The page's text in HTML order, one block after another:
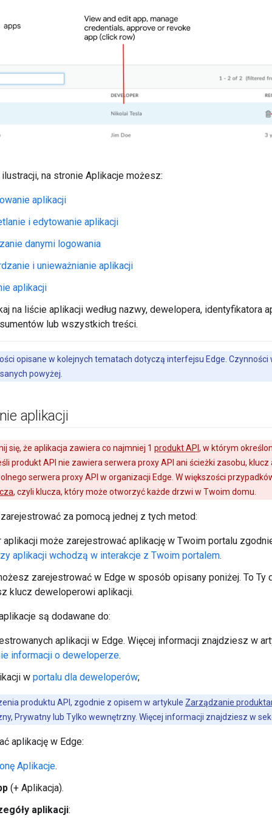
na stronie Aplikacje możesz:
aplikacji
i edytowanie aplikacji
danymi logowania
i unieważnianie aplikacji
aplikacji
na liście aplikacji według nazwy, dewelopera, identyfikatora
lub wszystkich treści.
opisane w kolejnych tematach dotyczą interfejsu Edge. Czynności
powyżej.
aplikacji
się, że aplikacja zawiera co najmniej 1 produkt API , w którym
produkt API nie zawiera serwera proxy API ani ścieżki zasobu,
serwera proxy API w organizacji Edge. W większości
, czyli klucza, który może otworzyć każde drzwi w Twoim domu.
za pomocą jednej z tych metod:
aplikacji może zarejestrować aplikację w Twoim portalu
aplikacji wchodzą w interakcje z Twoim portalem.
zarejestrować w Edge w sposób opisany poniżej. To Ty
klucz deweloperowi aplikacji.
są dodawane do:
aplikacji w Edge. Więcej informacji znajdziesz w
informacji o deweloperze.
w portalu dla deweloperów;
produktu API, zgodnie z opisem w artykule Zarządzanie
Prywatny lub Tylko wewnętrzny. Więcej informacji znajdziesz w
aplikację w Edge:
Aplikacje.
(+ Aplikacja).
aplikacji: